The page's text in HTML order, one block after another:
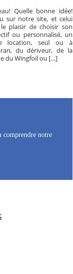
Quelle bonne idée!
sur notre site, et celui
plaisir de choisir son
ou personnalisé, un
location, seul ou à
du dériveur, de la
du Wingfoil ou […]
comprendre notre